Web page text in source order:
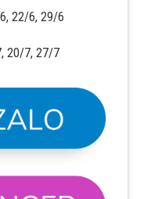
6, 29/6
20/7, 27/7